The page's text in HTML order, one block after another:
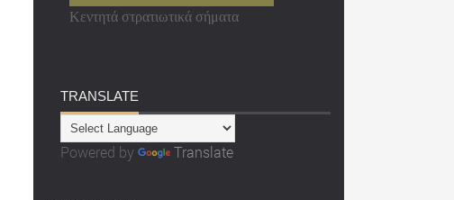
Κεντητά στρατιωτικά σήματα
TRANSLATE
Powered by Translate